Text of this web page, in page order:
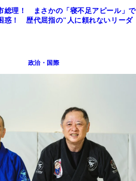
総理！ まさかの「寝不足アピール」で
惑！ 歴代屈指の"人に頼れないリーダ
政治・国際